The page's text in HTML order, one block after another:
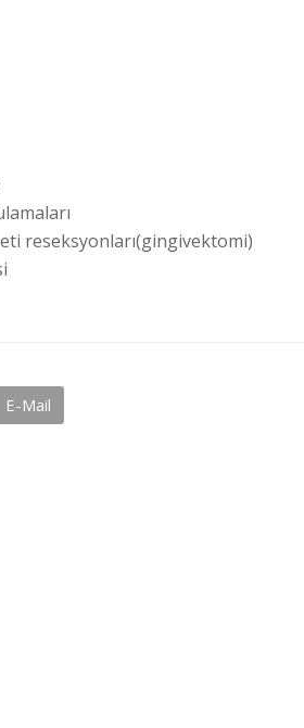
reseksyonları(gingivektomi)
E-Mail